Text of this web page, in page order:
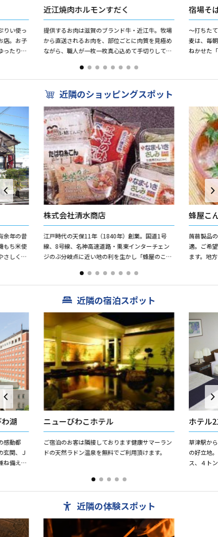
りい使っ
店。お子
ったりと
近江焼肉ホルモンすだく
提供するお肉は滋賀のブランド牛・近江牛。牧場
から直送されるお肉を、部位ごとに肉質を見極め
ながら、職人が一枚一枚真心込めて手切りしてお
が特徴の近江牛の焼肉や一...
宿場そ
〜打ちた
麦は、毎
ねかせた
近隣のショッピングスポット
余年の昔
もち米使
さしく包
株式会社清水商店
江戸時代の天保11年（1840年）創業。国道1号
線、8号線、名神高速道路・栗東インターチェン
ジのぶ分岐点に近い地の利を生かし「蜂屋のこん
圏の料亭などにも知ら...
蜂屋こ
蒟蒻製品
適。ご希
ます。地
近隣の宿泊スポット
湖
感動都
玄関、Ｊ
ね備えた
ニューびわこホテル
ご宿泊のお客は隣接しております健康サマーラン
ドの天然ラドン温泉を無料でご利用頂けます。
ホテル
草津駅か
の好立地
ス、４ト
近隣の体験スポット